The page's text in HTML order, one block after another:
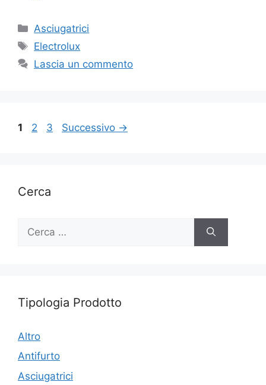
Categorie
Asciugatrici
Tag
Electrolux
Lascia un commento
Pagina
1 Pagina
2 Pagina
3 Successivo →
Cerca
per:
Tipologia Prodotto
Altro
Antifurto
Asciugatrici